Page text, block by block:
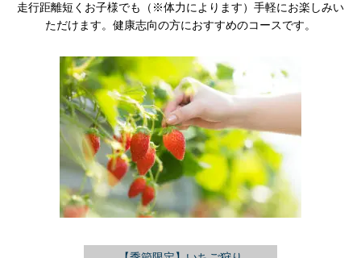
走行距離短くお子様でも（※体力によります）手軽にお楽しみい
ただけます。 健康志向の方におすすめのコースです。